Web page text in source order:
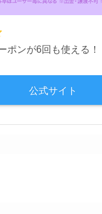
ポンが6回も使える！
公式サイト